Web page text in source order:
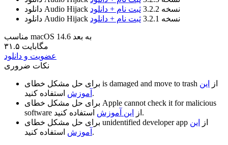
دانلود Audio Hijack
نسخه 3.2.2
ثبت نام + دانلود
دانلود Audio Hijack
نسخه 3.2.1 ثبت نام + دانلود
مناسب macOS 14.6 به بعد
۳۱.۵ مگابایت
عضویت و دانلود
نکات ضروری
is damaged and move to trash از
این
آموزش استفاده کنید.
Apple cannot check it for malicious
software
از این آموزش
استفاده کنید.
unidentified developer app از
این
آموزش استفاده کنید.